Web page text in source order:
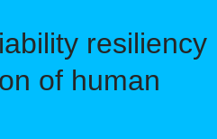
resiliency
of human